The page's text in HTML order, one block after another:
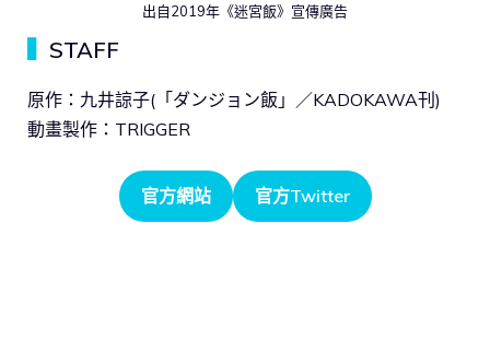
出自2019年《迷宮飯》宣傳廣告
STAFF
原作：九井諒子(「ダンジョン飯」／KADOKAWA刊)
動畫製作：TRIGGER
官方網站 官方Twitter